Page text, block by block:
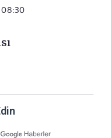
08:30